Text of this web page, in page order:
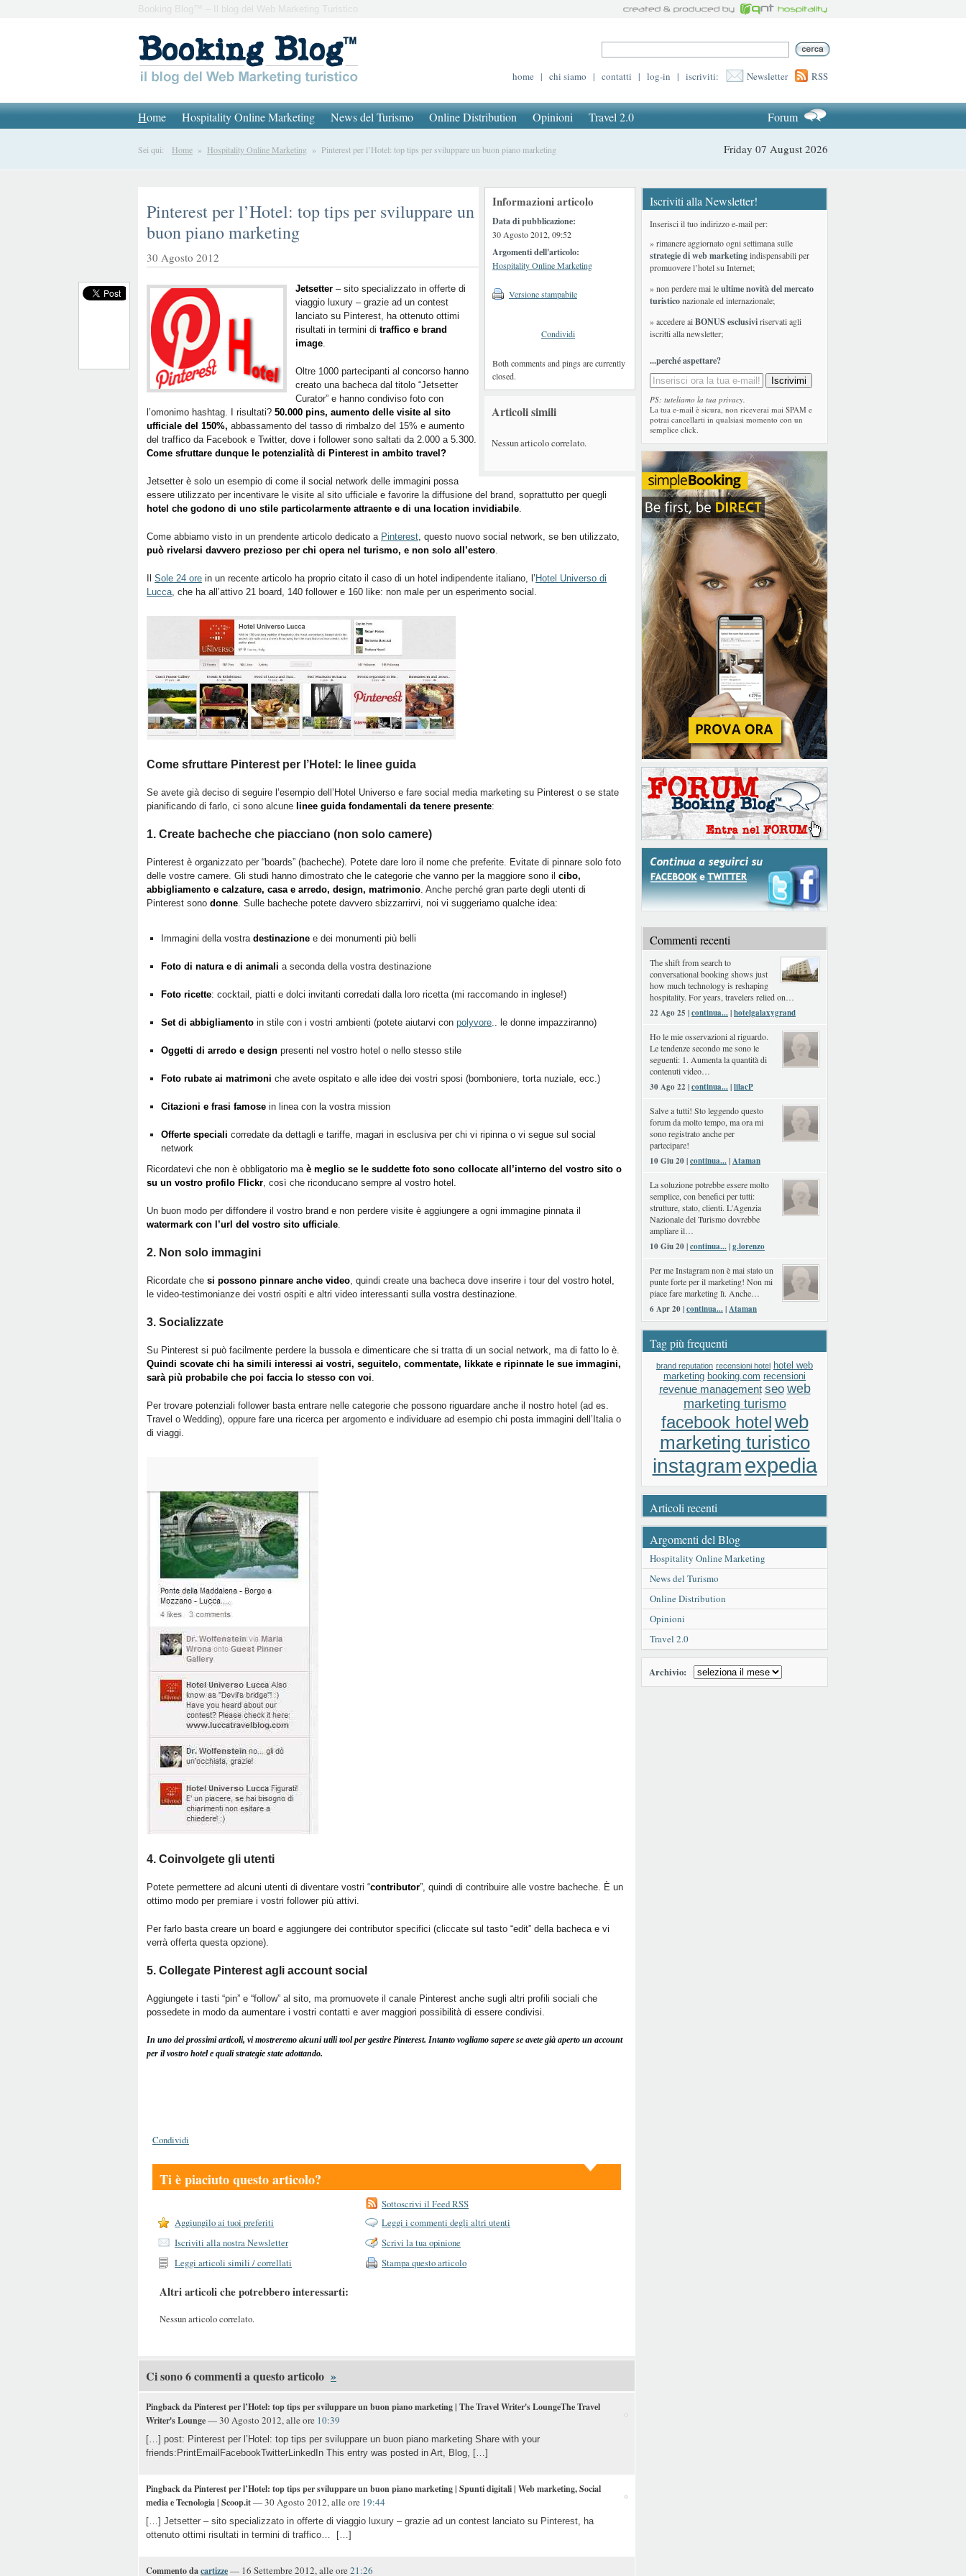
Booking Blog™ – Il blog del Web Marketing Turistico
home | chi siamo | contatti | log-in | iscriviti: Newsletter RSS
Home Hospitality Online Marketing News del Turismo Online Distribution Opinioni Travel 2.0 Forum
Sei qui: Home » Hospitality Online Marketing » Pinterest per l’Hotel: top tips per sviluppare un buon piano marketing Friday 07 August 2026
Informazioni articolo
Data di pubblicazione:
30 Agosto 2012, 09:52
Argomenti dell'articolo:
Hospitality Online Marketing
Versione stampabile
Condividi
Both comments and pings are currently
closed.
Articoli simili
Nessun articolo correlato.
Pinterest per l’Hotel: top tips per sviluppare un
buon piano marketing
30 Agosto 2012
Jetsetter – sito specializzato in offerte di
viaggio luxury – grazie ad un contest
lanciato su Pinterest, ha ottenuto ottimi
risultati in termini di traffico e brand
image.
Oltre 1000 partecipanti al concorso hanno
creato una bacheca dal titolo “Jetsetter
Curator” e hanno condiviso foto con
l’omonimo hashtag. I risultati? 50.000 pins, aumento delle visite al sito
ufficiale del 150%, abbassamento del tasso di rimbalzo del 15% e aumento
del traffico da Facebook e Twitter, dove i follower sono saltati da 2.000 a 5.300.
Come sfruttare dunque le potenzialità di Pinterest in ambito travel?
Jetsetter è solo un esempio di come il social network delle immagini possa
essere utilizzato per incentivare le visite al sito ufficiale e favorire la diffusione del brand, soprattutto per quegli
hotel che godono di uno stile particolarmente attraente e di una location invidiabile.
Come abbiamo visto in un prendente articolo dedicato a Pinterest, questo nuovo social network, se ben utilizzato,
può rivelarsi davvero prezioso per chi opera nel turismo, e non solo all’estero.
Sole 24 ore in un recente articolo ha proprio citato il caso di un hotel indipendente italiano, l’ Hotel Universo di
Lucca, che ha all’attivo 21 board, 140 follower e 160 like: non male per un esperimento social.
Come sfruttare Pinterest per l’Hotel: le linee guida
Se avete già deciso di seguire l’esempio dell’Hotel Universo e fare social media marketing su Pinterest o se state
pianificando di farlo, ci sono alcune linee guida fondamentali da tenere presente:
1. Create bacheche che piacciano (non solo camere)
Pinterest è organizzato per “boards” (bacheche). Potete dare loro il nome che preferite. Evitate di pinnare solo foto
delle vostre camere. Gli studi hanno dimostrato che le categorie che vanno per la maggiore sono il cibo,
abbigliamento e calzature, casa e arredo, design, matrimonio. Anche perché gran parte degli utenti di
Pinterest sono donne. Sulle bacheche potete davvero sbizzarrirvi, noi vi suggeriamo qualche idea:
Immagini della vostra destinazione e dei monumenti più belli
Foto di natura e di animali a seconda della vostra destinazione
Foto ricette: cocktail, piatti e dolci invitanti corredati dalla loro ricetta (mi raccomando in inglese!)
Set di abbigliamento in stile con i vostri ambienti (potete aiutarvi con polyvore.. le donne impazziranno)
Oggetti di arredo e design presenti nel vostro hotel o nello stesso stile
Foto rubate ai matrimoni che avete ospitato e alle idee dei vostri sposi (bomboniere, torta nuziale, ecc.)
Citazioni e frasi famose in linea con la vostra mission
Offerte speciali corredate da dettagli e tariffe, magari in esclusiva per chi vi ripinna o vi segue sul social
network
Ricordatevi che non è obbligatorio ma è meglio se le suddette foto sono collocate all’interno del vostro sito o
su un vostro profilo Flickr, così che riconducano sempre al vostro hotel.
Un buon modo per diffondere il vostro brand e non perdere visite è aggiungere a ogni immagine pinnata il
watermark con l’url del vostro sito ufficiale.
2. Non solo immagini
Ricordate che si possono pinnare anche video, quindi create una bacheca dove inserire i tour del vostro hotel,
le video-testimonianze dei vostri ospiti e altri video interessanti sulla vostra destinazione.
3. Socializzate
Su Pinterest si può facilmente perdere la bussola e dimenticare che si tratta di un social network, ma di fatto lo è.
Quindi scovate chi ha simili interessi ai vostri, seguitelo, commentate, likkate e ripinnate le sue immagini,
sarà più probabile che poi faccia lo stesso con voi.
Per trovare potenziali follower basta entrare nelle categorie che possono riguardare anche il nostro hotel (ad es.
Travel o Wedding), oppure fare una ricerca per argomento e individuare ad esempio chi posta immagini dell’Italia o
di viaggi.
4. Coinvolgete gli utenti
Potete permettere ad alcuni utenti di diventare vostri “contributor”, quindi di contribuire alle vostre bacheche. È un
ottimo modo per premiare i vostri follower più attivi.
Per farlo basta creare un board e aggiungere dei contributor specifici (cliccate sul tasto “edit” della bacheca e vi
verrà offerta questa opzione).
5. Collegate Pinterest agli account social
Aggiungete i tasti “pin” e “follow” al sito, ma promuovete il canale Pinterest anche sugli altri profili sociali che
possedete in modo da aumentare i vostri contatti e aver maggiori possibilità di essere condivisi.
In uno dei prossimi articoli, vi mostreremo alcuni utili tool per gestire Pinterest. Intanto vogliamo sapere se avete già aperto un account
per il vostro hotel e quali strategie state adottando.
Condividi
Ti è piaciuto questo articolo?
Sottoscrivi il Feed RSS
Aggiungilo ai tuoi preferiti
Leggi i commenti degli altri utenti
Iscriviti alla nostra Newsletter
Scrivi la tua opinione
Leggi articoli simili / correllati
Stampa questo articolo
Altri articoli che potrebbero interessarti:
Nessun articolo correlato.
Ci sono 6 commenti a questo articolo »
Pingback da Pinterest per l’Hotel: top tips per sviluppare un buon piano marketing | The Travel Writer's LoungeThe Travel
Writer's Lounge— 30 Agosto 2012, alle ore 10:39
[…] post: Pinterest per l’Hotel: top tips per sviluppare un buon piano marketing Share with your
friends:PrintEmailFacebookTwitterLinkedIn This entry was posted in Art, Blog, […]
Pingback da Pinterest per l’Hotel: top tips per sviluppare un buon piano marketing | Spunti digitali | Web marketing, Social
media e Tecnologia | Scoop.it— 30 Agosto 2012, alle ore 19:44
[…] Jetsetter – sito specializzato in offerte di viaggio luxury – grazie ad un contest lanciato su Pinterest, ha
ottenuto ottimi risultati in termini di traffico… […]
Commento dacartizze— 16 Settembre 2012, alle ore 21:26
Iscriviti alla Newsletter!
Inserisci il tuo indirizzo e-mail per:
» rimanere aggiornato ogni settimana sulle
strategie di web marketingindispensabili per
promuovere l’hotel su Internet;
» non perdere mai leultime novità del mercato
turisticonazionale ed internazionale;
» accedere aiBONUS esclusiviriservati agli
iscritti alla newsletter;
...perché aspettare?
PS: tuteliamo la tua privacy.
La tua e-mail è sicura, non riceverai mai SPAM e
potrai cancellarti in qualsiasi momento con un
semplice click.
Commenti recenti
The shift from search to
conversational booking shows just
how much technology is reshaping
hospitality. For years, travelers relied on…
22 Ago 25 |continua...|hotelgalaxygrand
Ho le mie osservazioni al riguardo.
Le tendenze secondo me sono le
seguenti: 1. Aumenta la quantità di
contenuti video…
30 Ago 22 |continua...|lilacP
Salve a tutti! Sto leggendo questo
forum da molto tempo, ma ora mi
sono registrato anche per
partecipare!
10 Giu 20 |continua...|Ataman
La soluzione potrebbe essere molto
semplice, con benefici per tutti:
strutture, stato, clienti. L'Agenzia
Nazionale del Turismo dovrebbe
ampliare il…
10 Giu 20 |continua...|g.lorenzo
Per me Instagram non è mai stato un
punte forte per il marketing! Non mi
piace fare marketing lì. Anche…
6 Apr 20 |continua...|Ataman
Tag più frequenti
brand reputation recensioni hotel hotel web
marketing booking.com recensioni
revenue management seo web
marketing turismo
facebook hotelweb
marketing turistico
instagramexpedia
Articoli recenti
Argomenti del Blog
Hospitality Online Marketing
News del Turismo
Online Distribution
Opinioni
Travel 2.0
Archivio: